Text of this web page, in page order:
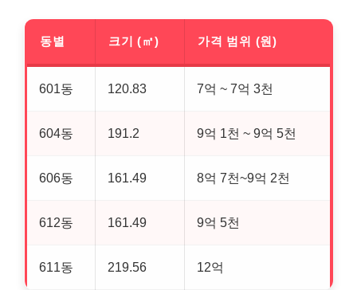
동별 크기 (㎡) 가격 범위 (원)
601동 120.83 7억 ~ 7억 3천
604동 191.2 9억 1천 ~ 9억 5천
606동 161.49 8억 7천~9억 2천
612동 161.49 9억 5천
611동 219.56 12억